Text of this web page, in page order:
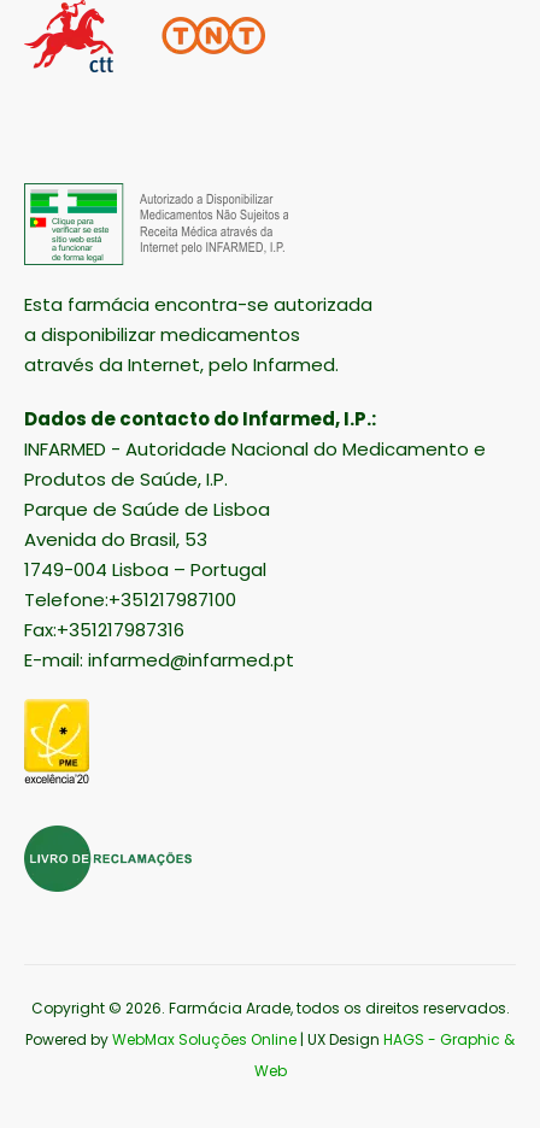
Esta farmácia encontra-se autorizada
a disponibilizar medicamentos
através da Internet, pelo Infarmed.
Dados de contacto do Infarmed, I.P.:
INFARMED - Autoridade Nacional do Medicamento e
Produtos de Saúde, I.P.
Parque de Saúde de Lisboa
Avenida do Brasil, 53
1749-004 Lisboa – Portugal
Telefone:+351217987100
Fax:+351217987316
E-mail: infarmed@infarmed.pt
Copyright © 2026. Farmácia Arade, todos os direitos reservados.
Powered byWebMax Soluções Online | UX Design HAGS - Graphic &
Web